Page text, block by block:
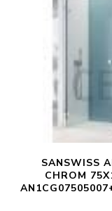
SANSWISS
CHROM